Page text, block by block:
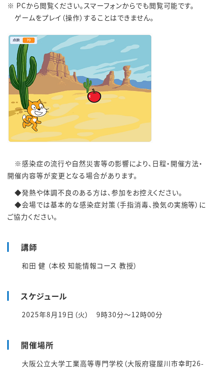
※ PCから閲覧ください。スマーフォンからでも閲覧可能です。
ゲームをプレイ（操作）することはできません。
※感染症の流行や自然災害等の影響により、日程・開催方法・
開催内容等が変更となる場合があります。
◆発熱や体調不良のある方は、参加をお控えください。
◆会場では基本的な感染症対策（手指消毒、換気の実施等）に
ご協力ください。
講師
和田 健 （本校 知能情報コース 教授）
スケジュール
2025年8月19 日（火） 9時30分～12時00分
開催場所
大阪公立大学工業高等専門学校（大阪府寝屋川市幸町26-